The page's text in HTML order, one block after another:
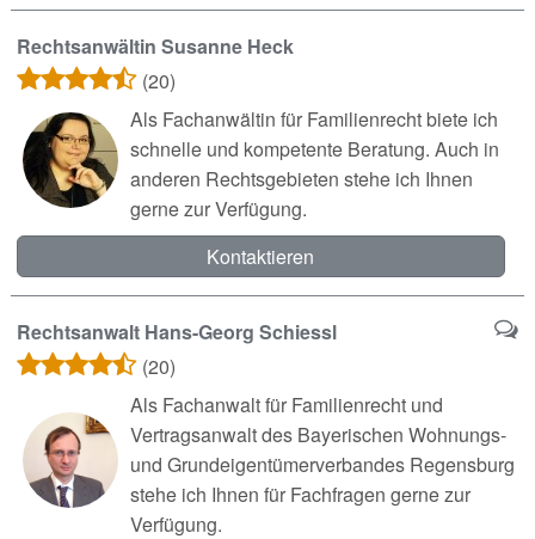
Rechtsanwältin Susanne Heck
(20)
Als Fachanwältin für Familienrecht biete ich
schnelle und kompetente Beratung. Auch in
anderen Rechtsgebieten stehe ich Ihnen
gerne zur Verfügung.
Kontaktieren
Rechtsanwalt Hans-Georg Schiessl
(20)
Als Fachanwalt für Familienrecht und
Vertragsanwalt des Bayerischen Wohnungs-
und Grundeigentümerverbandes Regensburg
stehe ich Ihnen für Fachfragen gerne zur
Verfügung.